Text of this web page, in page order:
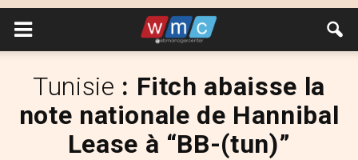
Tunisie : Fitch abaisse la
note nationale de Hannibal
Lease à “BB-(tun)”